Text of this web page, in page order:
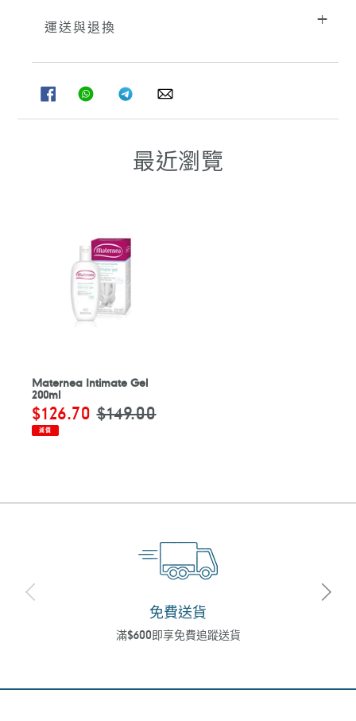
運送與退換
FACEBOOK
分
享
WHATSAPPTELEGRAM
分
享
WHATSAPP
最近瀏覽
Maternea Intimate Gel
200ml
售
價
$126.70 定
價
$149.00
減價
免費送貨
滿$600即享免費追蹤送貨